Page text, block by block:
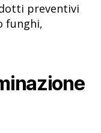
preventivi
funghi,